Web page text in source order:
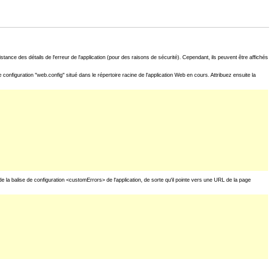
des détails de l'erreur de l'application (pour des raisons de sécurité). Cependant, ils peuvent être affichés
"web.config" situé dans le répertoire racine de l'application Web en cours. Attribuez ensuite la
balise de configuration <customErrors> de l'application, de sorte qu'il pointe vers une URL de la page